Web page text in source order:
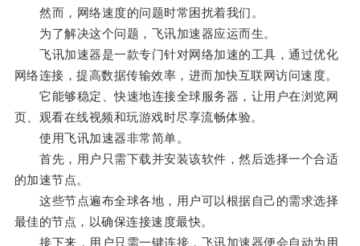
然而，网络速度的问题时常困扰着我们。
为了解决这个问题，飞讯加速器应运而生。
飞讯加速器是一款专门针对网络加速的工具，通过优化
网络连接，提高数据传输效率，进而加快互联网访问速度。
它能够稳定、快速地连接全球服务器，让用户在浏览网
页、观看在线视频和玩游戏时尽享流畅体验。
使用飞讯加速器非常简单。
首先，用户只需下载并安装该软件，然后选择一个合适
的加速节点。
这些节点遍布全球各地，用户可以根据自己的需求选择
最佳的节点，以确保连接速度最快。
接下来，用户只需一键连接，飞讯加速器便会自动为用